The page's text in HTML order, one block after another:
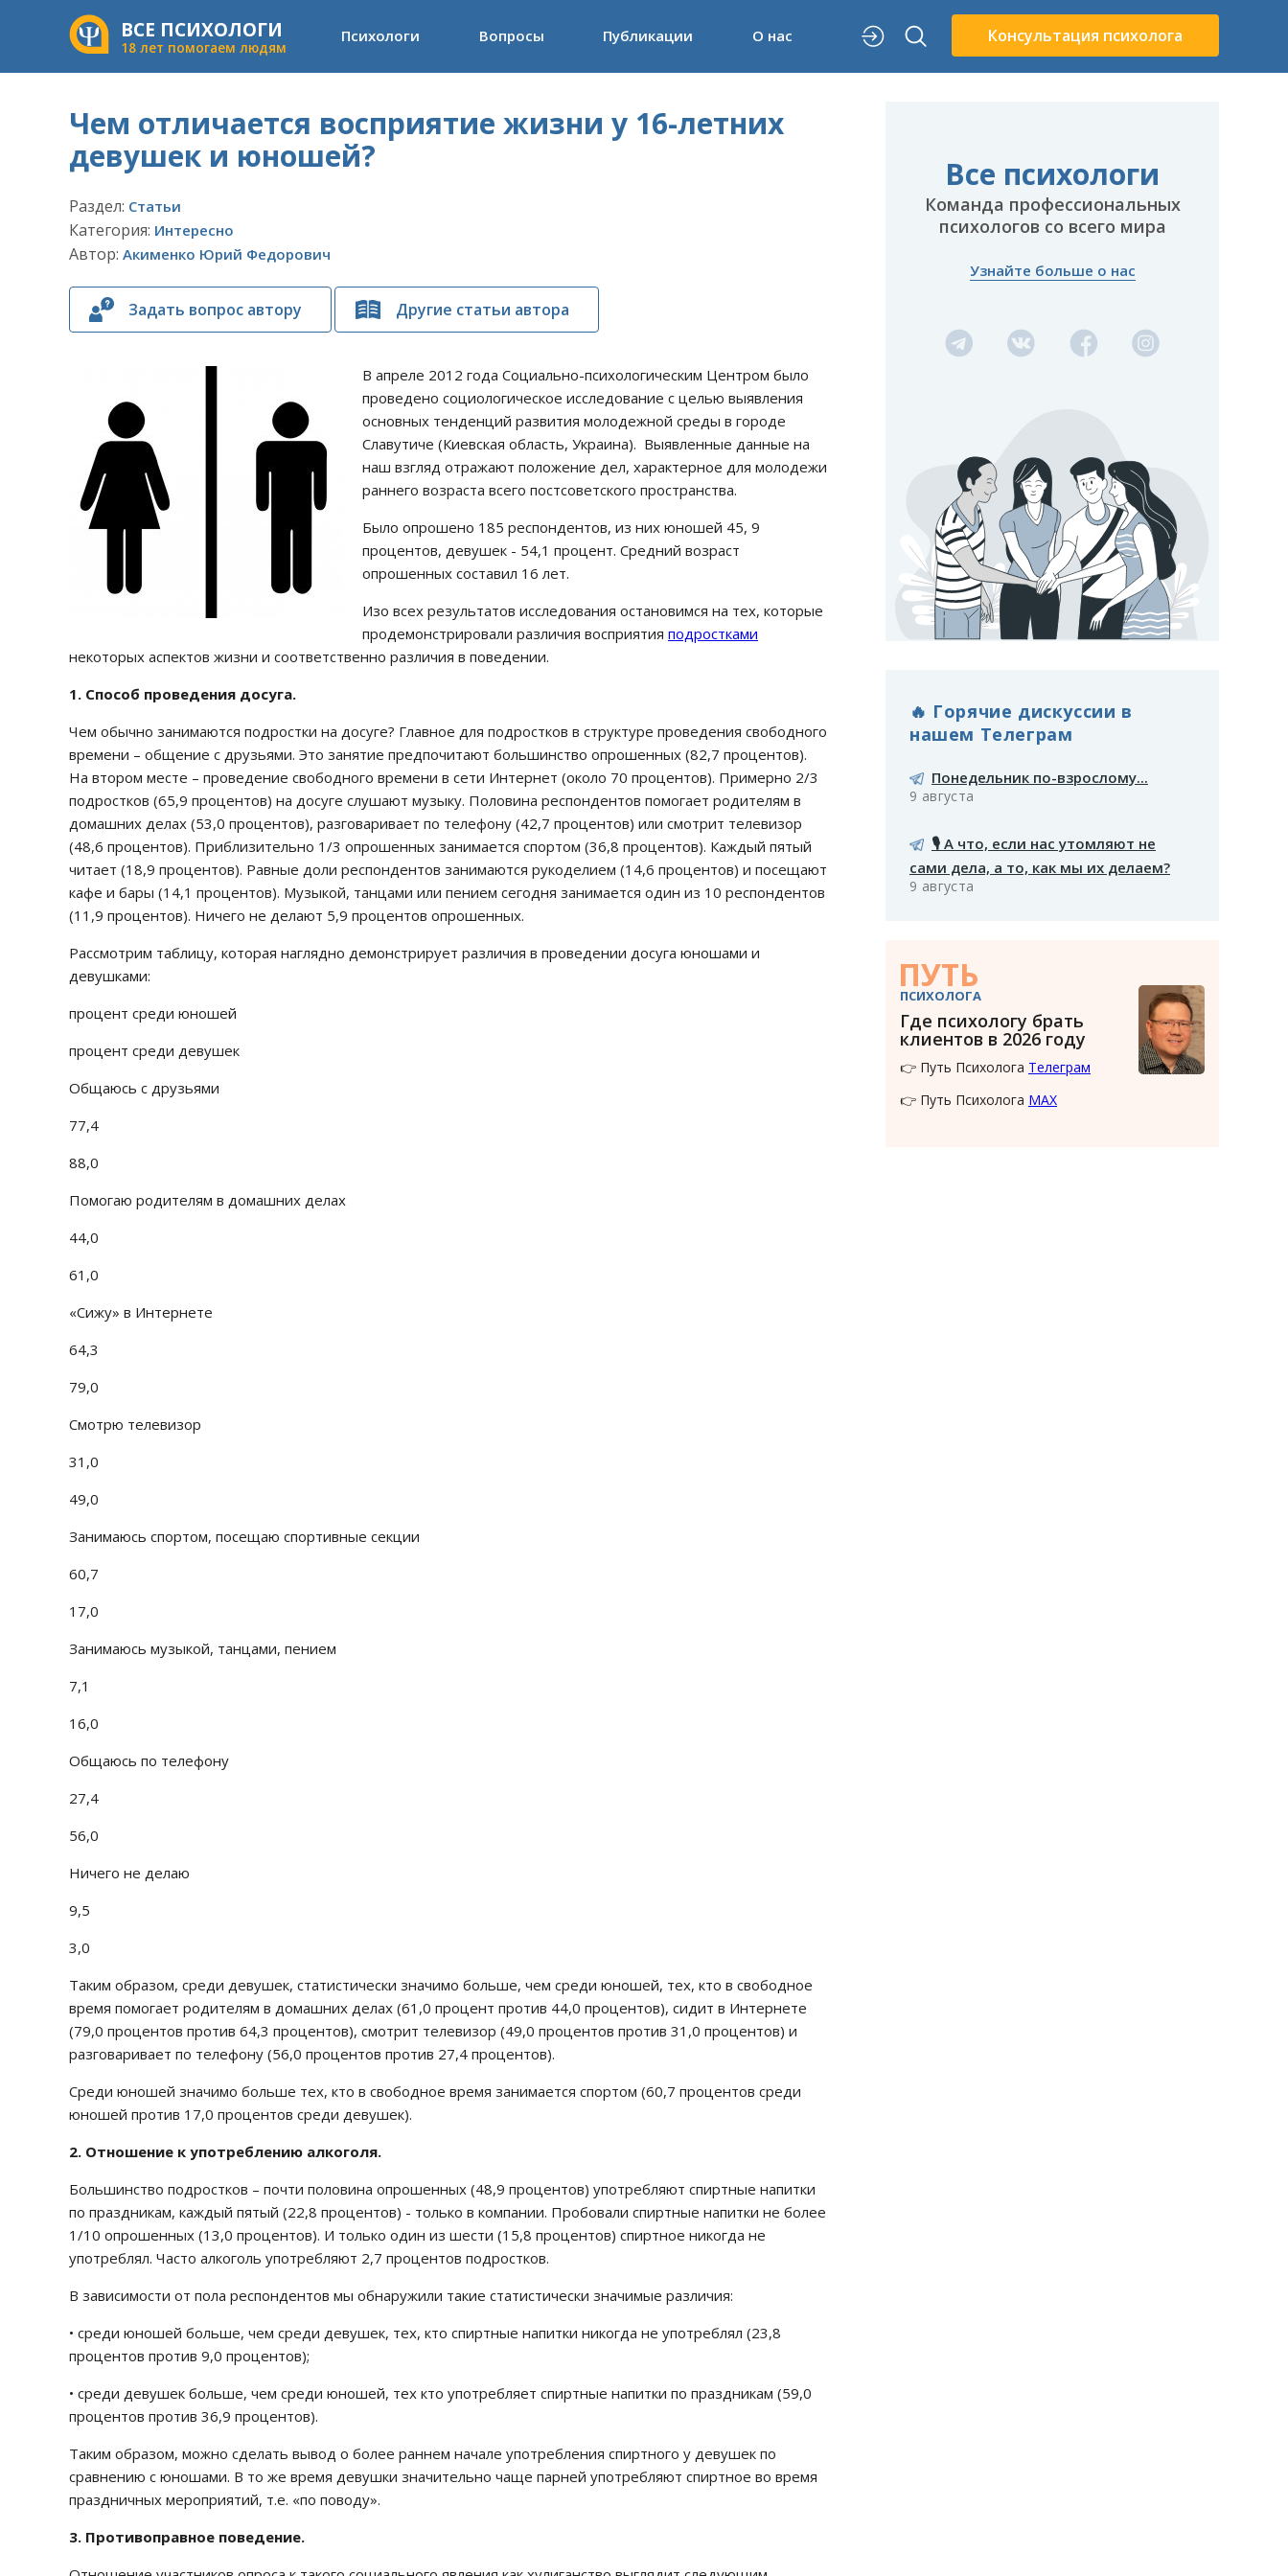
ВСЕ ПСИХОЛОГИ
18 лет помогаем людям
Психологи Вопросы Публикации О нас Консультация психолога
Чем отличается восприятие жизни у 16-летних
девушек и юношей?
Раздел: Статьи
Категория: Интересно
Автор: Акименко Юрий Федорович
Задать вопрос автору Другие статьи автора
В апреле 2012 года Социально-психологическим Центром было
проведено социологическое исследование с целью выявления
основных тенденций развития молодежной среды в городе
Славутиче (Киевская область, Украина). Выявленные данные на
наш взгляд отражают положение дел, характерное для молодежи
раннего возраста всего постсоветского пространства.
Было опрошено 185 респондентов, из них юношей 45, 9
процентов, девушек - 54,1 процент. Средний возраст
опрошенных составил 16 лет.
Изо всех результатов исследования остановимся на тех, которые
продемонстрировали различия восприятия подростками
некоторых аспектов жизни и соответственно различия в поведении.
1. Способ проведения досуга.
Чем обычно занимаются подростки на досуге? Главное для подростков в структуре проведения свободного
времени – общение с друзьями. Это занятие предпочитают большинство опрошенных (82,7 процентов).
На втором месте – проведение свободного времени в сети Интернет (около 70 процентов). Примерно 2/3
подростков (65,9 процентов) на досуге слушают музыку. Половина респондентов помогает родителям в
домашних делах (53,0 процентов), разговаривает по телефону (42,7 процентов) или смотрит телевизор
(48,6 процентов). Приблизительно 1/3 опрошенных занимается спортом (36,8 процентов). Каждый пятый
читает (18,9 процентов). Равные доли респондентов занимаются рукоделием (14,6 процентов) и посещают
кафе и бары (14,1 процентов). Музыкой, танцами или пением сегодня занимается один из 10 респондентов
(11,9 процентов). Ничего не делают 5,9 процентов опрошенных.
Рассмотрим таблицу, которая наглядно демонстрирует различия в проведении досуга юношами и
девушками:
процент среди юношей
процент среди девушек
Общаюсь с друзьями
77,4
88,0
Помогаю родителям в домашних делах
44,0
61,0
«Сижу» в Интернете
64,3
79,0
Смотрю телевизор
31,0
49,0
Занимаюсь спортом, посещаю спортивные секции
60,7
17,0
Занимаюсь музыкой, танцами, пением
7,1
16,0
Общаюсь по телефону
27,4
56,0
Ничего не делаю
9,5
3,0
Таким образом, среди девушек, статистически значимо больше, чем среди юношей, тех, кто в свободное
время помогает родителям в домашних делах (61,0 процент против 44,0 процентов), сидит в Интернете
(79,0 процентов против 64,3 процентов), смотрит телевизор (49,0 процентов против 31,0 процентов) и
разговаривает по телефону (56,0 процентов против 27,4 процентов).
Среди юношей значимо больше тех, кто в свободное время занимается спортом (60,7 процентов среди
юношей против 17,0 процентов среди девушек).
2. Отношение к употреблению алкоголя.
Большинство подростков – почти половина опрошенных (48,9 процентов) употребляют спиртные напитки
по праздникам, каждый пятый (22,8 процентов) - только в компании. Пробовали спиртные напитки не более
1/10 опрошенных (13,0 процентов). И только один из шести (15,8 процентов) спиртное никогда не
употреблял. Часто алкоголь употребляют 2,7 процентов подростков.
В зависимости от пола респондентов мы обнаружили такие статистически значимые различия:
• среди юношей больше, чем среди девушек, тех, кто спиртные напитки никогда не употреблял (23,8
процентов против 9,0 процентов);
• среди девушек больше, чем среди юношей, тех кто употребляет спиртные напитки по праздникам (59,0
процентов против 36,9 процентов).
Таким образом, можно сделать вывод о более раннем начале употребления спиртного у девушек по
сравнению с юношами. В то же время девушки значительно чаще парней употребляют спиртное во время
праздничных мероприятий, т.е. «по поводу».
3. Противоправное поведение.
Все психологи
Команда профессиональных
психологов со всего мира
Узнайте больше о нас
🔥 Горячие дискуссии в
нашем Телеграм
Понедельник по-взрослому...
9 августа
🎙️ А что, если нас утомляют не
сами дела, а то, как мы их делаем?
9 августа
ПУТЬ
ПСИХОЛОГА
Где психологу брать
клиентов в 2026 году
👉 Путь Психолога Телеграм
👉 Путь Психолога MAX